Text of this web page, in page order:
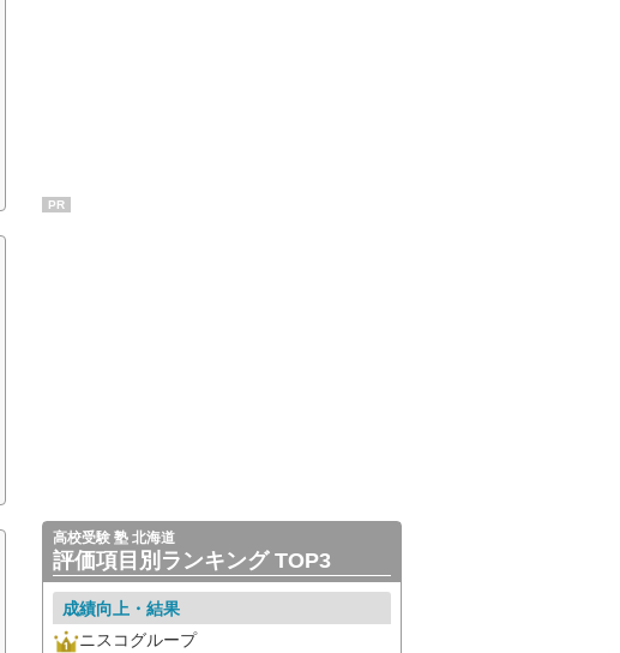
PR
高校受験 塾 北海道
評価項目別ランキング TOP3
成績向上・結果
ニスコグループ